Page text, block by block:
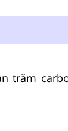
trăm